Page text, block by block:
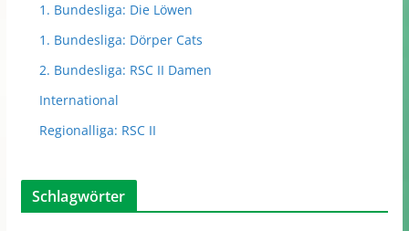
1. Bundesliga: Die Löwen
1. Bundesliga: Dörper Cats
2. Bundesliga: RSC II Damen
International
Regionalliga: RSC II
Schlagwörter